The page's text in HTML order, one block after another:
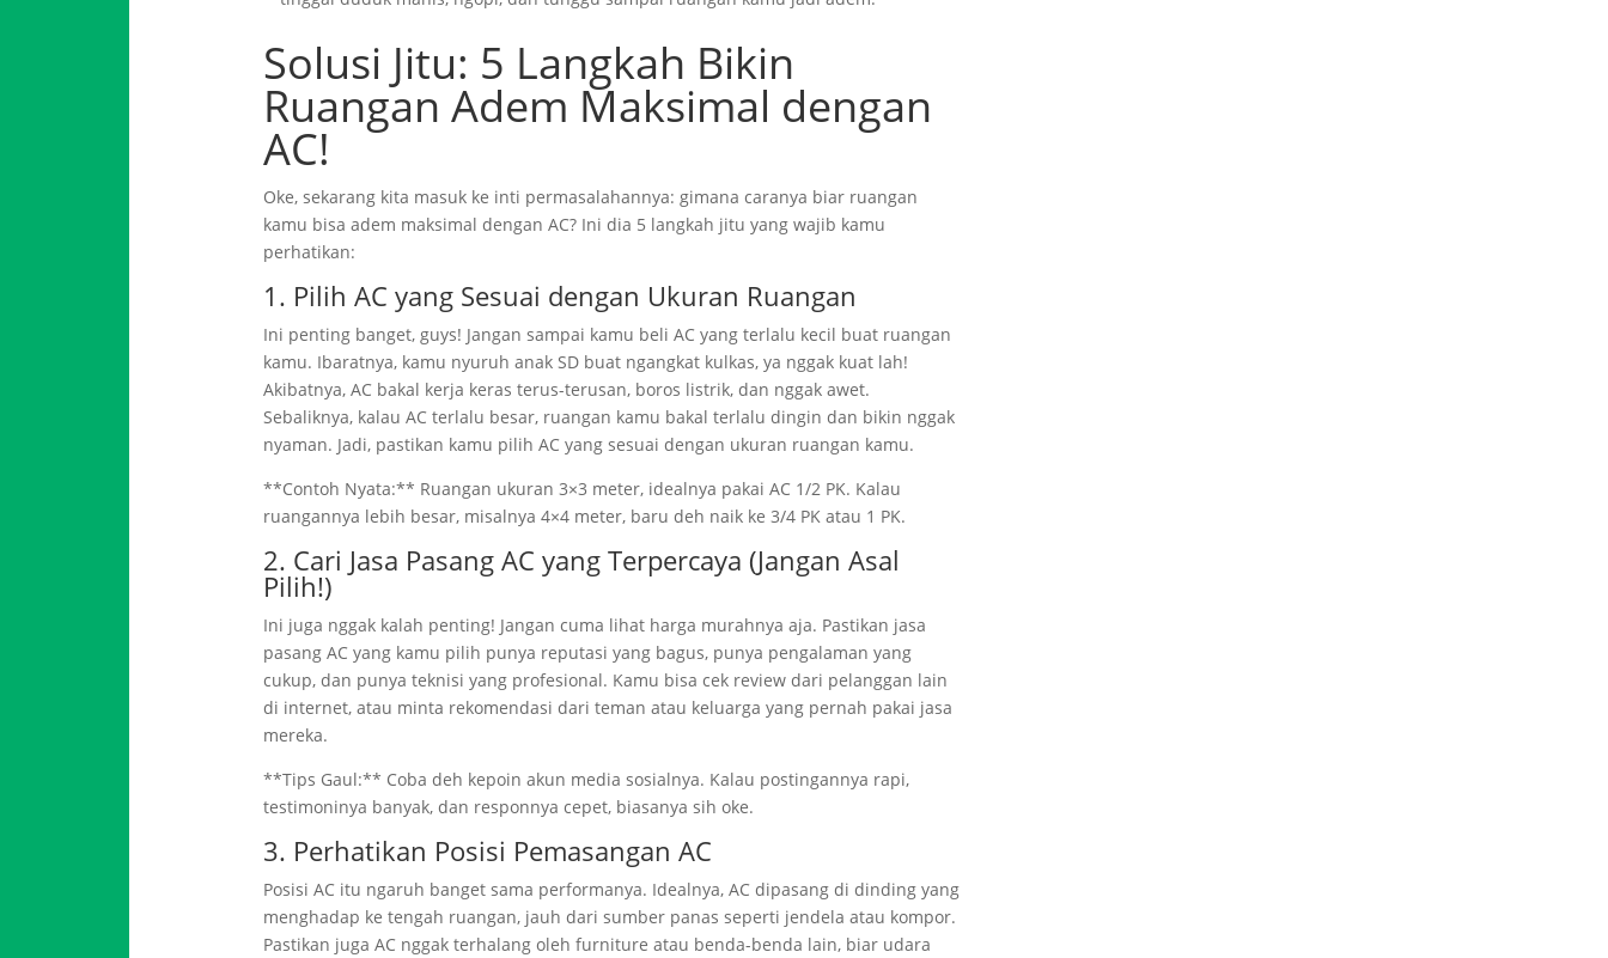
Solusi Jitu: 5 Langkah Bikin
Ruangan Adem Maksimal dengan
AC!
Oke, sekarang kita masuk ke inti permasalahannya: gimana caranya biar ruangan
kamu bisa adem maksimal dengan AC? Ini dia 5 langkah jitu yang wajib kamu
perhatikan:
1. Pilih AC yang Sesuai dengan Ukuran Ruangan
Ini penting banget, guys! Jangan sampai kamu beli AC yang terlalu kecil buat ruangan
kamu. Ibaratnya, kamu nyuruh anak SD buat ngangkat kulkas, ya nggak kuat lah!
Akibatnya, AC bakal kerja keras terus-terusan, boros listrik, dan nggak awet.
Sebaliknya, kalau AC terlalu besar, ruangan kamu bakal terlalu dingin dan bikin nggak
nyaman. Jadi, pastikan kamu pilih AC yang sesuai dengan ukuran ruangan kamu.
**Contoh Nyata:** Ruangan ukuran 3×3 meter, idealnya pakai AC 1/2 PK. Kalau
ruangannya lebih besar, misalnya 4×4 meter, baru deh naik ke 3/4 PK atau 1 PK.
2. Cari Jasa Pasang AC yang Terpercaya (Jangan Asal
Pilih!)
Ini juga nggak kalah penting! Jangan cuma lihat harga murahnya aja. Pastikan jasa
pasang AC yang kamu pilih punya reputasi yang bagus, punya pengalaman yang
cukup, dan punya teknisi yang profesional. Kamu bisa cek review dari pelanggan lain
di internet, atau minta rekomendasi dari teman atau keluarga yang pernah pakai jasa
mereka.
**Tips Gaul:** Coba deh kepoin akun media sosialnya. Kalau postingannya rapi,
testimoninya banyak, dan responnya cepet, biasanya sih oke.
3. Perhatikan Posisi Pemasangan AC
Posisi AC itu ngaruh banget sama performanya. Idealnya, AC dipasang di dinding yang
menghadap ke tengah ruangan, jauh dari sumber panas seperti jendela atau kompor.
Pastikan juga AC nggak terhalang oleh furniture atau benda-benda lain, biar udara